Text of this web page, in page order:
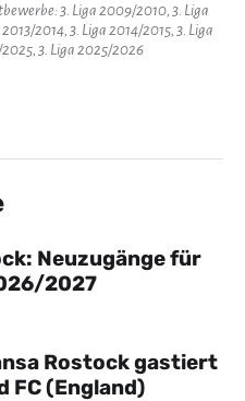
3. Liga 2009/2010, 3. Liga
2014, 3. Liga 2014/2015, 3. Liga
3. Liga 2025/2026
Neuzugänge für
2027
Rostock gastiert
FC (England)